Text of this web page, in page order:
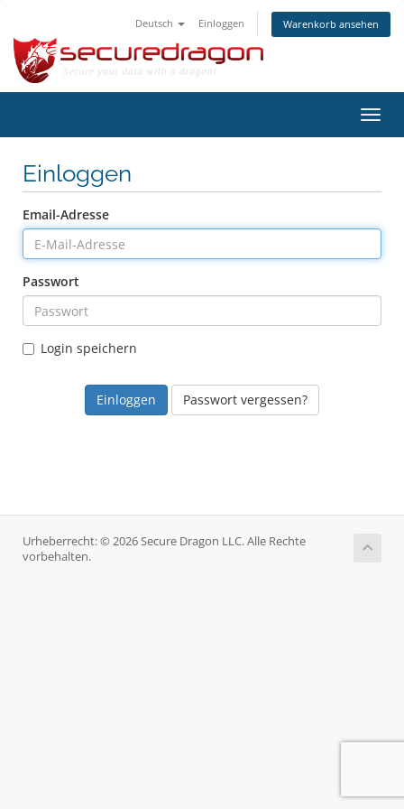
Deutsch Einloggen Warenkorb ansehen
ein-/
Einloggen
Email-Adresse
Passwort
Login speichern
Passwort vergessen?
Urheberrecht: © 2026 Secure Dragon LLC. Alle Rechte
vorbehalten.